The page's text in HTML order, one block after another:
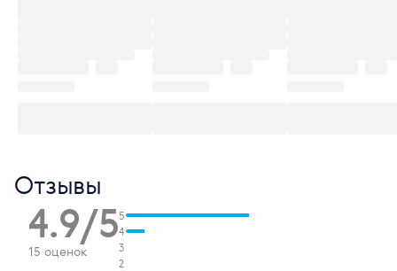
Отзывы
4.9/5
15 оценок
5
4
3
2